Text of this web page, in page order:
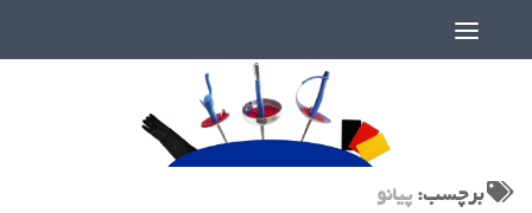
برچسب:پیانو